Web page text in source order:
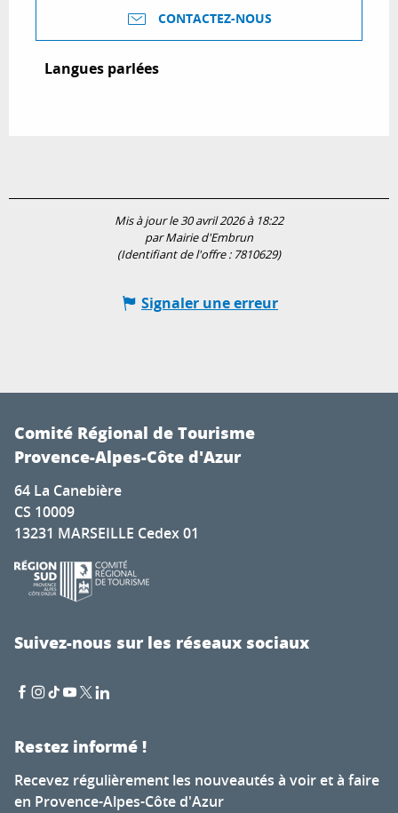
CONTACTEZ-NOUS
Langues parlées
Langues parlées
Mis à jour le 30 avril 2026 à 18:22
par Mairie d'Embrun
(Identifiant de l'offre : 7810629)
Signaler une erreur
Comité Régional de Tourisme
Provence-Alpes-Côte d'Azur
64 La Canebière
CS 10009
13231 MARSEILLE Cedex 01
Suivez-nous sur les réseaux sociaux
Restez informé !
Recevez régulièrement les nouveautés à voir et à faire
en Provence-Alpes-Côte d'Azur